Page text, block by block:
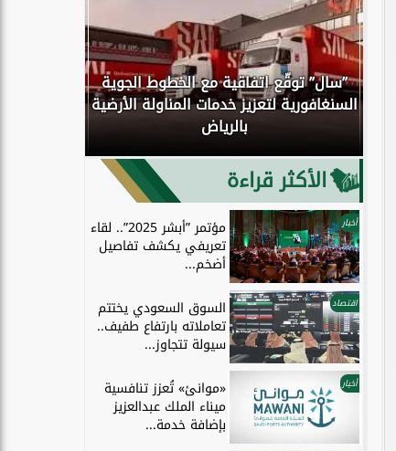
”سال” توقّع اتفاقية مع الخطوط الجوية
السنغافورية لتعزيز خدمات المناولة الأرضية
بالرياض
الأكثر قراءة
أخبار مؤتمر ”أبشر 2025”.. لقاء
تعريفي يكشف تفاصيل
أضخم...
اقتصاد السوق السعودي يختتم
تعاملاته بارتفاع طفيف..
سيولة تتجاوز...
أخبار «موانئ» تُعزز تنافسية
ميناء الملك عبدالعزيز
بإضافة خدمة...